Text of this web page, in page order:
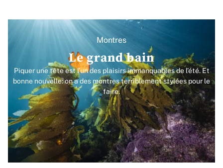
Montres
Le grand bain
Piquer une tête est l’un des plaisirs immanquables de l’été. Et
bonne nouvelle: on a des montres terriblement stylées pour le
faire.